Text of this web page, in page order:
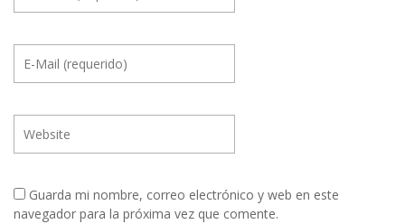
Guarda mi nombre, correo electrónico y web en este
navegador para la próxima vez que comente.